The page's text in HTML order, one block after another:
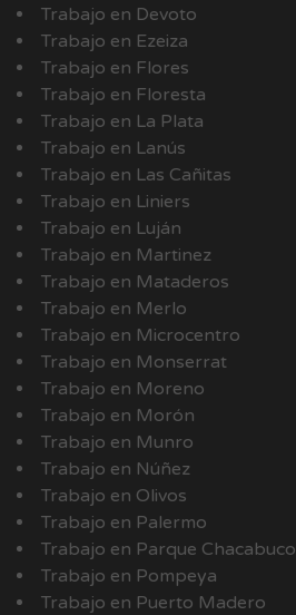
Trabajo en Devoto
Trabajo en Ezeiza
Trabajo en Flores
Trabajo en Floresta
Trabajo en La Plata
Trabajo en Lanús
Trabajo en Las Cañitas
Trabajo en Liniers
Trabajo en Luján
Trabajo en Martinez
Trabajo en Mataderos
Trabajo en Merlo
Trabajo en Microcentro
Trabajo en Monserrat
Trabajo en Moreno
Trabajo en Morón
Trabajo en Munro
Trabajo en Núñez
Trabajo en Olivos
Trabajo en Palermo
Trabajo en Parque Chacabuco
Trabajo en Pompeya
Trabajo en Puerto Madero